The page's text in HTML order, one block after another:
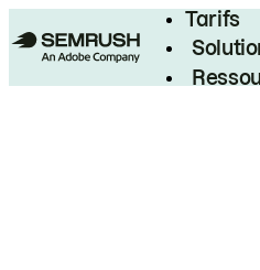
Tarifs